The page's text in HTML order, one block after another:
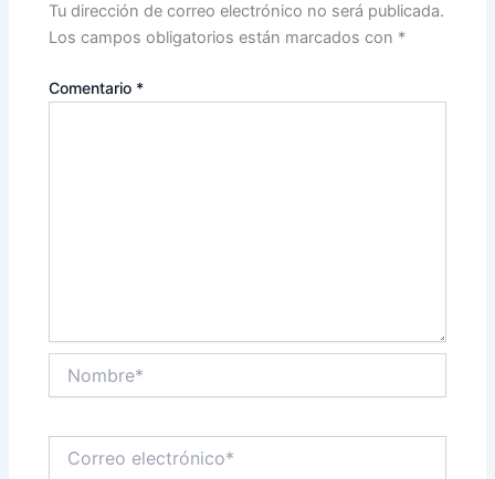
Tu dirección de correo electrónico no será publicada.
Los campos obligatorios están marcados con *
Comentario *
electrónico*